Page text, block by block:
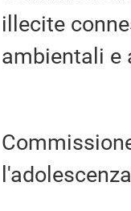
illecite
ambientali e